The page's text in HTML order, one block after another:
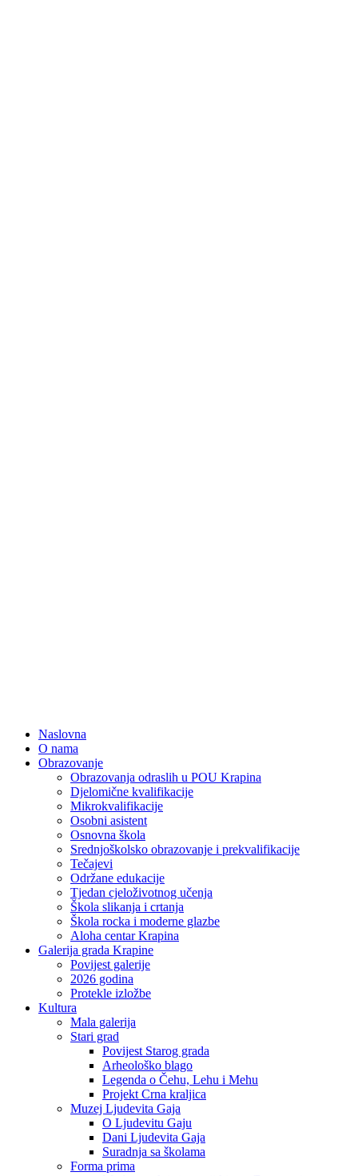
Naslovna
O nama
Obrazovanje
Obrazovanja odraslih u POU Krapina
Djelomične kvalifikacije
Mikrokvalifikacije
Osobni asistent
Osnovna škola
Srednjoškolsko obrazovanje i prekvalifikacije
Tečajevi
Održane edukacije
Tjedan cjeloživotnog učenja
Škola slikanja i crtanja
Škola rocka i moderne glazbe
Aloha centar Krapina
Galerija grada Krapine
Povijest galerije
2026 godina
Protekle izložbe
Kultura
Mala galerija
Stari grad
Povijest Starog grada
Arheološko blago
Legenda o Čehu, Lehu i Mehu
Projekt Crna kraljica
Muzej Ljudevita Gaja
O Ljudevitu Gaju
Dani Ljudevita Gaja
Suradnja sa školama
Forma prima